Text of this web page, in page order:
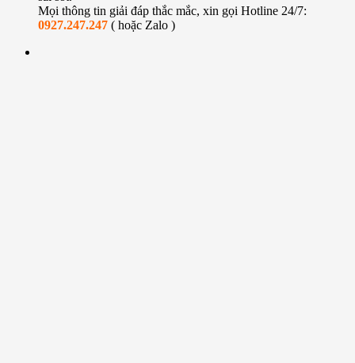
Mọi thông tin giải đáp thắc mắc, xin gọi Hotline 24/7:
0927.247.247 ( hoặc Zalo )